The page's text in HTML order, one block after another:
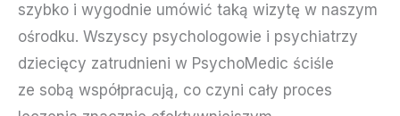
szybko i wygodnie umówić taką wizytę w naszym
ośrodku. Wszyscy psychologowie i psychiatrzy
dziecięcy zatrudnieni w PsychoMedic ściśle
ze sobą współpracują, co czyni cały proces